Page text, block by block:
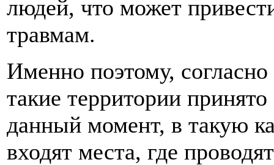
людей, что может
травмам.
Именно поэтому,
такие территории
данный момент, в такую
входят места, где